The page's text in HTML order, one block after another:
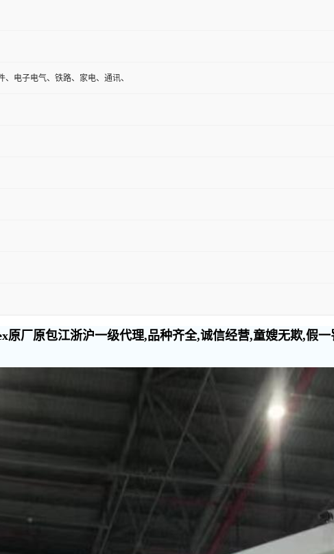
电子电气、铁路、家电、通讯、
厂原包江浙沪一级代理,品种齐全,诚信经营,童嫂无欺,假